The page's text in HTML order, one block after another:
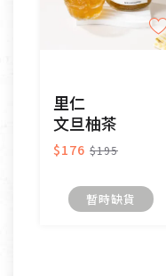
里仁
文旦柚茶
$176 $195
暫時缺貨